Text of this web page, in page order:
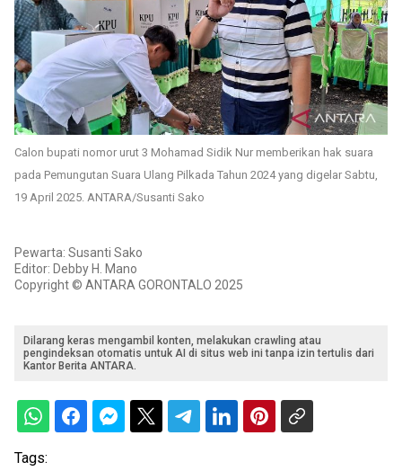
Calon bupati nomor urut 3 Mohamad Sidik Nur memberikan hak suara
pada Pemungutan Suara Ulang Pilkada Tahun 2024 yang digelar Sabtu,
19 April 2025. ANTARA/Susanti Sako
Pewarta: Susanti Sako
Editor: Debby H. Mano
Copyright © ANTARA GORONTALO 2025
Dilarang keras mengambil konten, melakukan crawling atau
pengindeksan otomatis untuk AI di situs web ini tanpa izin tertulis dari
Kantor Berita ANTARA.
Tags: